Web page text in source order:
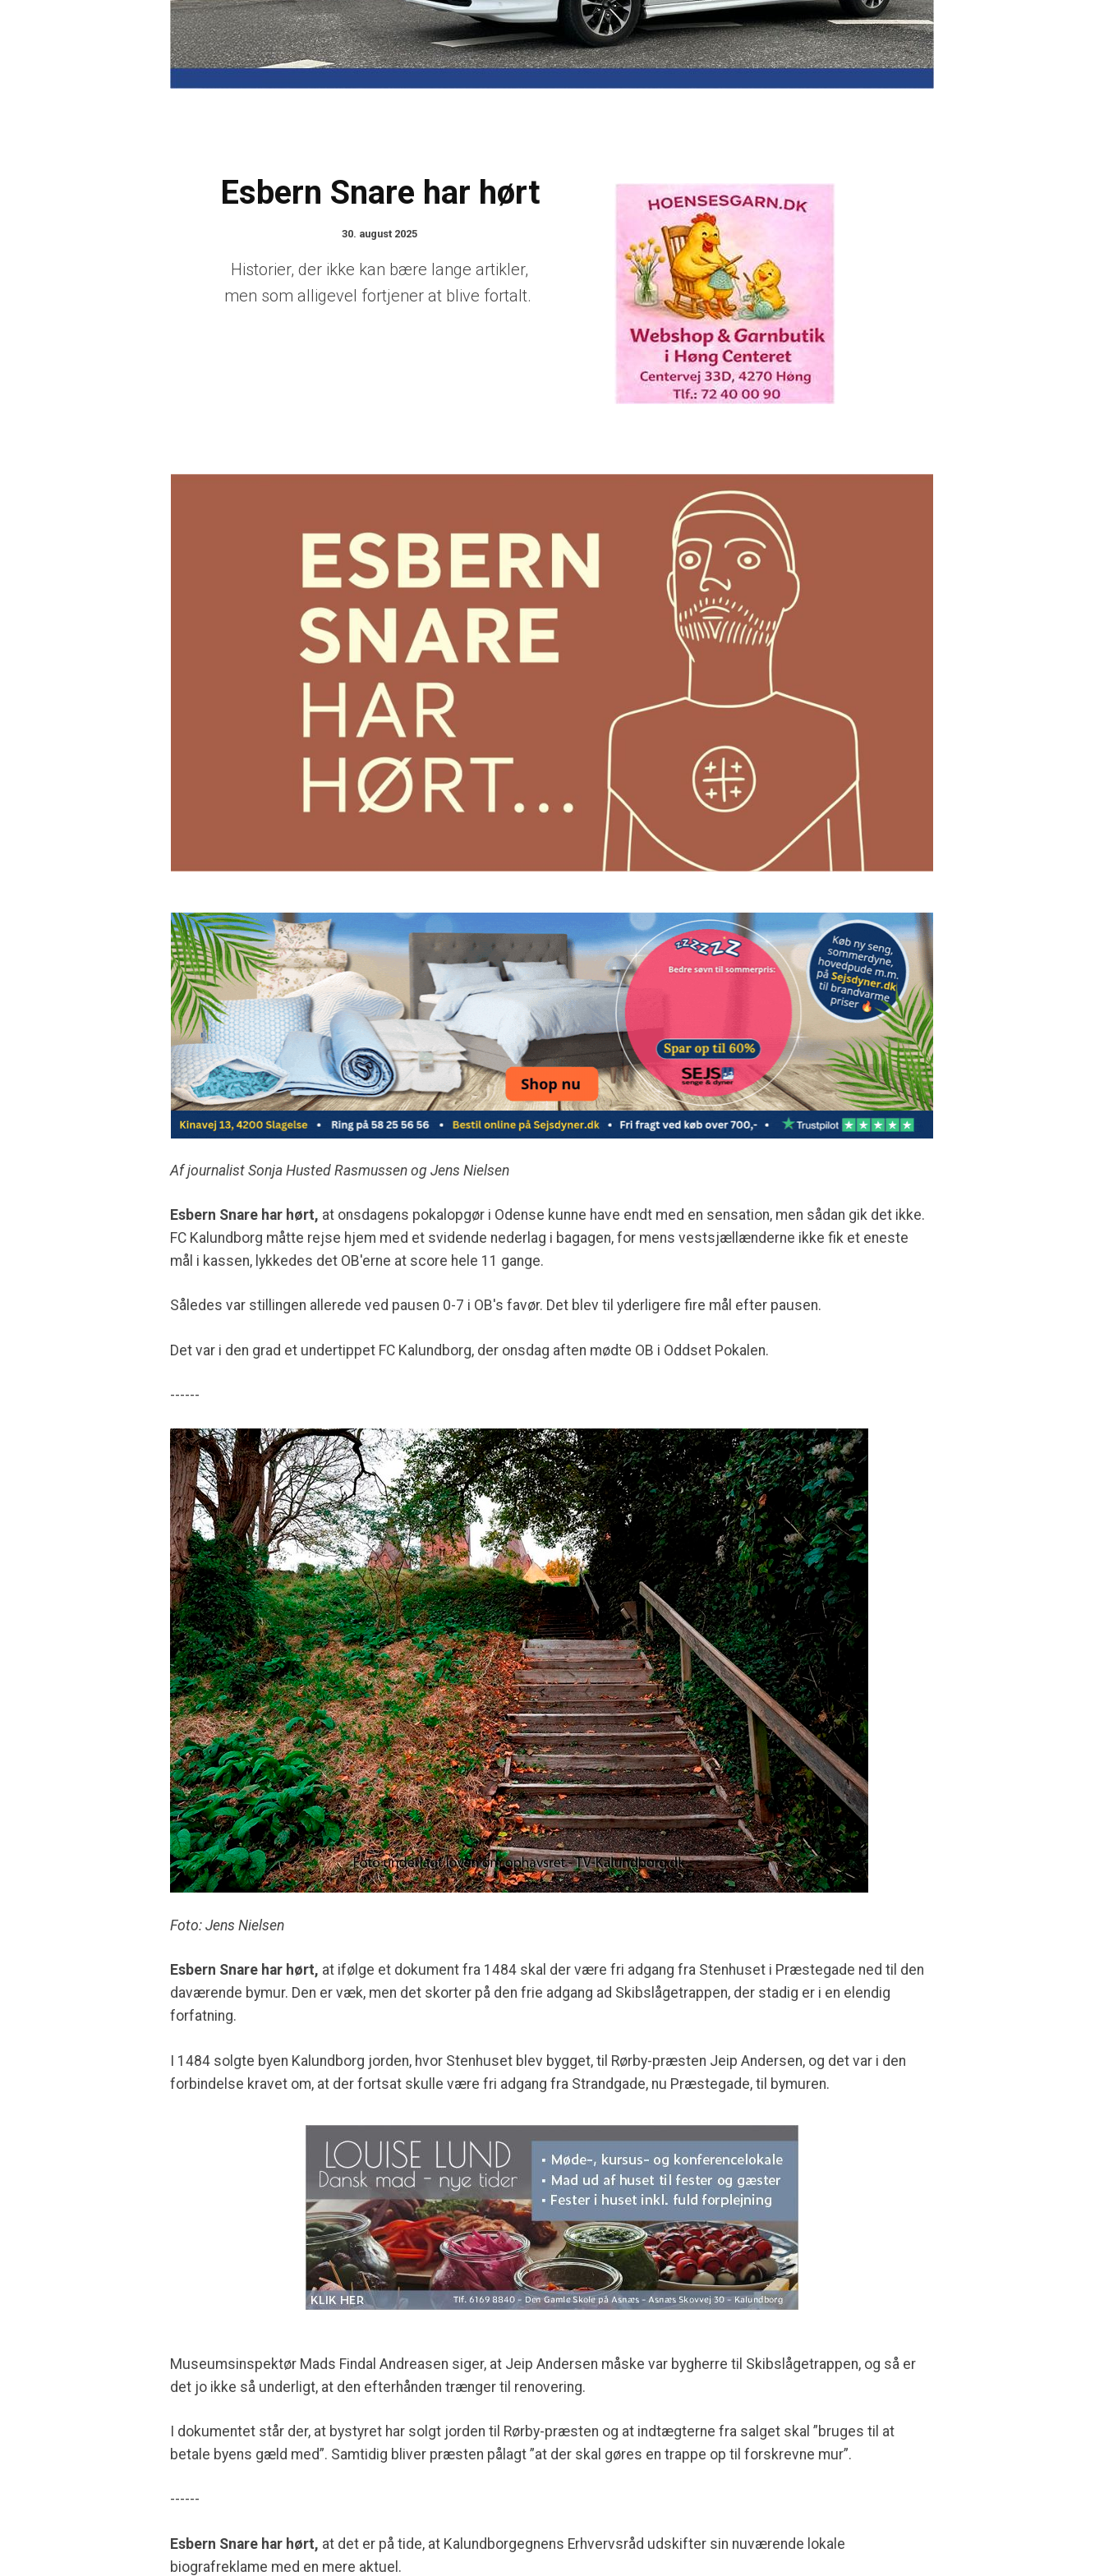
Esbern Snare har hørt
30. august 2025
Historier, der ikke kan bære lange artikler,
men som alligevel fortjener at blive fortalt.
Af journalist Sonja Husted Rasmussen og Jens Nielsen
Esbern Snare har hørt, at onsdagens pokalopgør i Odense kunne have endt med en sensation, men sådan gik det ikke.
FC Kalundborg måtte rejse hjem med et svidende nederlag i bagagen, for mens vestsjællænderne ikke fik et eneste
mål i kassen, lykkedes det OB'erne at score hele 11 gange.
Således var stillingen allerede ved pausen 0-7 i OB's favør. Det blev til yderligere fire mål efter pausen.
Det var i den grad et undertippet FC Kalundborg, der onsdag aften mødte OB i Oddset Pokalen.
------
Foto: Jens Nielsen
Esbern Snare har hørt, at ifølge et dokument fra 1484 skal der være fri adgang fra Stenhuset i Præstegade ned til den
daværende bymur. Den er væk, men det skorter på den frie adgang ad Skibslågetrappen, der stadig er i en elendig
forfatning.
I 1484 solgte byen Kalundborg jorden, hvor Stenhuset blev bygget, til Rørby-præsten Jeip Andersen, og det var i den
forbindelse kravet om, at der fortsat skulle være fri adgang fra Strandgade, nu Præstegade, til bymuren.
Museumsinspektør Mads Findal Andreasen siger, at Jeip Andersen måske var bygherre til Skibslågetrappen, og så er
det jo ikke så underligt, at den efterhånden trænger til renovering.
I dokumentet står der, at bystyret har solgt jorden til Rørby-præsten og at indtægterne fra salget skal ”bruges til at
betale byens gæld med”. Samtidig bliver præsten pålagt ”at der skal gøres en trappe op til forskrevne mur”.
------
Esbern Snare har hørt, at det er på tide, at Kalundborgegnens Erhvervsråd udskifter sin nuværende lokale
biografreklame med en mere aktuel.